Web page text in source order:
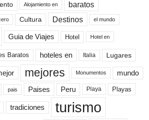
Alojamiento en baratos
Cultura Destinos el mundo
Guia de Viajes Hotel Hotel en
Baratos hoteles en Italia Lugares
mejores Monumentos mundo
pais Paises Peru Playa Playas
tradiciones turismo